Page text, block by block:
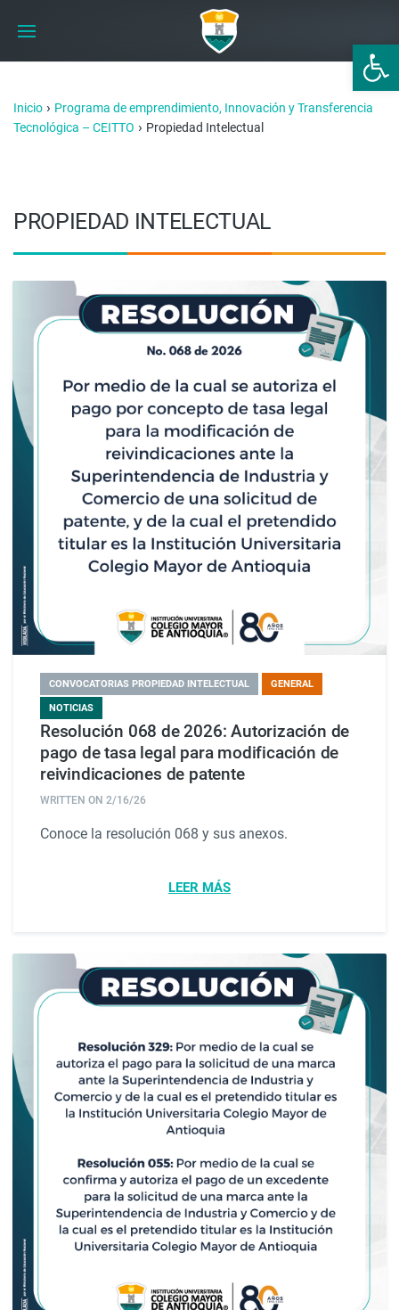
Abrir
Inicio › Programa de emprendimiento, Innovación y Transferencia
Tecnológica – CEITTO › Propiedad Intelectual
PROPIEDAD INTELECTUAL
CONVOCATORIAS PROPIEDAD INTELECTUAL GENERAL
NOTICIAS
Resolución 068 de 2026: Autorización de
pago de tasa legal para modificación de
reivindicaciones de patente
WRITTEN ON 2/16/26
Conoce la resolución 068 y sus anexos.
LEER MÁS